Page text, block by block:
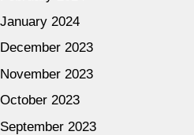
January 2024
December 2023
November 2023
October 2023
September 2023